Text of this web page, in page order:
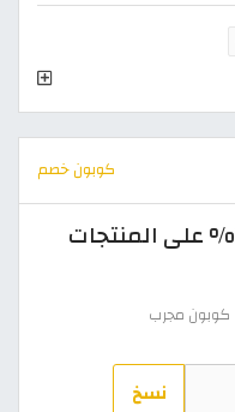
كوبون خصم
كوبون خصم تيمو يقيمة 30% على المنتجات
كوبون مجرب
نسخ